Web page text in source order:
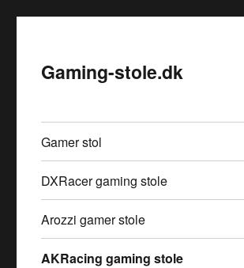
Gaming-stole.dk
Gamer stol
DXRacer gaming stole
Arozzi gamer stole
AKRacing gaming stole